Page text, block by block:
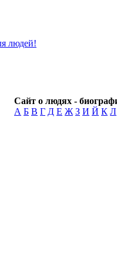
Сайт о людях -
А Б В Г Д Е Ж З И Й К Л